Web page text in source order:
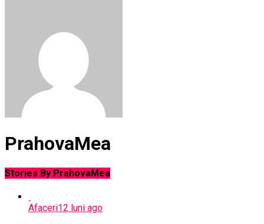
PrahovaMea
Stories By PrahovaMea
Afaceri12 luni ago